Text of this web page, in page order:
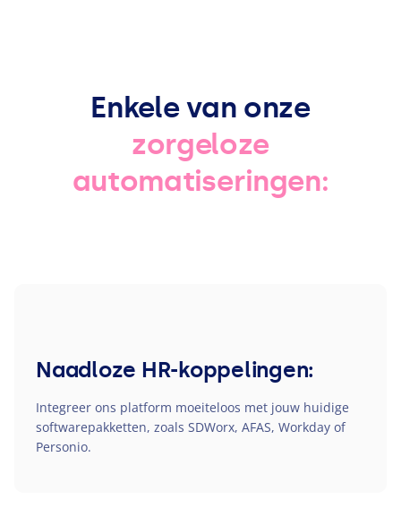
Enkele van onze
zorgeloze
automatiseringen:
Naadloze HR-koppelingen:
Integreer ons platform moeiteloos met jouw huidige
softwarepakketten, zoals SDWorx, AFAS, Workday of
Personio.